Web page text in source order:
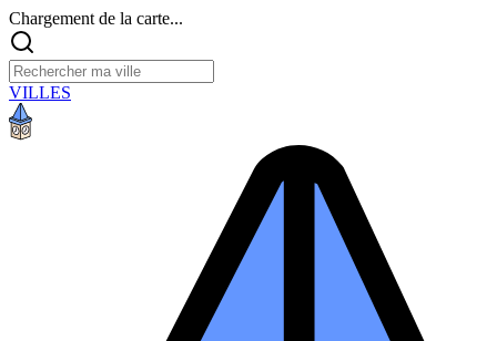
Chargement de la carte...
VILLES